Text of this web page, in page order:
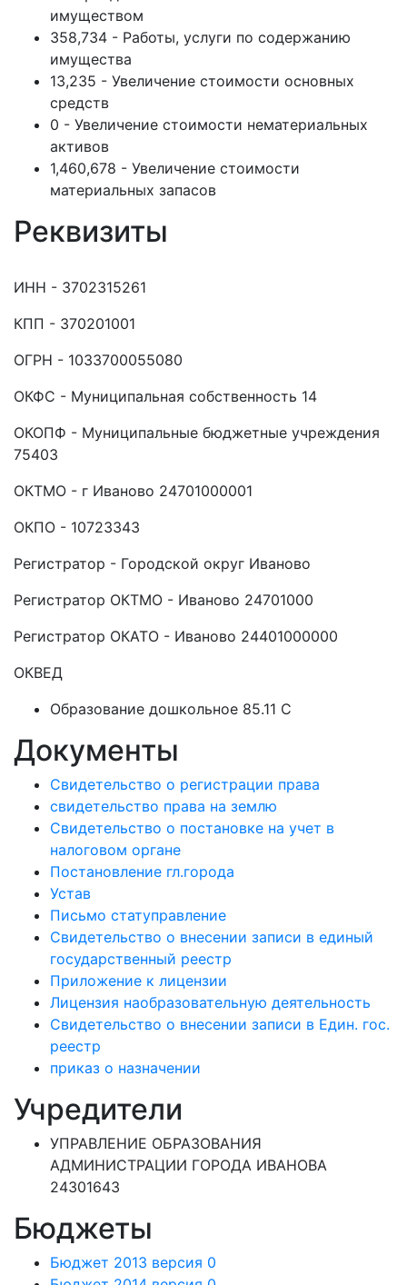
имуществом
358,734 - Работы, услуги по содержанию
имущества
13,235 - Увеличение стоимости основных
средств
0 - Увеличение стоимости нематериальных
активов
1,460,678 - Увеличение стоимости
материальных запасов
Реквизиты
ИНН - 3702315261
КПП - 370201001
ОГРН - 1033700055080
ОКФС - Муниципальная собственность 14
ОКОПФ - Муниципальные бюджетные учреждения
75403
ОКТМО - г Иваново 24701000001
ОКПО - 10723343
Регистратор - Городской округ Иваново
Регистратор ОКТМО - Иваново 24701000
Регистратор ОКАТО - Иваново 24401000000
ОКВЕД
Образование дошкольное 85.11 C
Документы
Свидетельство о регистрации права
свидетельство права на землю
Свидетельство о постановке на учет в
налоговом органе
Постановление гл.города
Устав
Письмо статуправление
Свидетельство о внесении записи в единый
государственный реестр
Приложение к лицензии
Лицензия наобразовательную деятельность
Свидетельство о внесении записи в Един. гос.
реестр
приказ о назначении
Учредители
УПРАВЛЕНИЕ ОБРАЗОВАНИЯ
АДМИНИСТРАЦИИ ГОРОДА ИВАНОВА
24301643
Бюджеты
Бюджет 2013 версия 0